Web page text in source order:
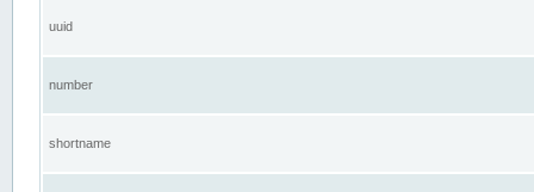
uuid
number
shortname